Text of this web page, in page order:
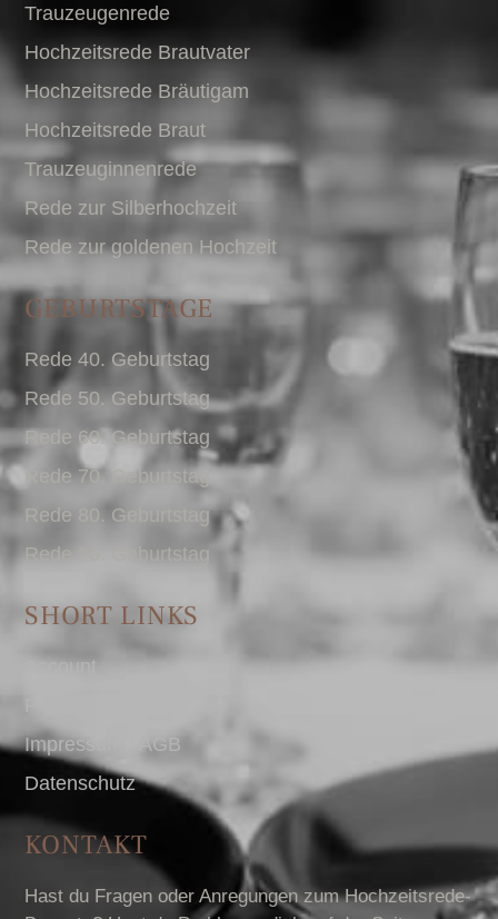
Trauzeugenrede
Hochzeitsrede Brautvater
Hochzeitsrede Bräutigam
Hochzeitsrede Braut
Trauzeuginnenrede
Rede zur Silberhochzeit
Rede zur goldenen Hochzeit
GEBURTSTAGE
Rede 40. Geburtstag
Rede 50. Geburtstag
Rede 60. Geburtstag
Rede 70. Geburtstag
Rede 80. Geburtstag
Rede 90. Geburtstag
SHORT LINKS
Account
Impressum I AGB
Datenschutz
KONTAKT
Hast du Fragen oder Anregungen zum Hochzeitsrede-